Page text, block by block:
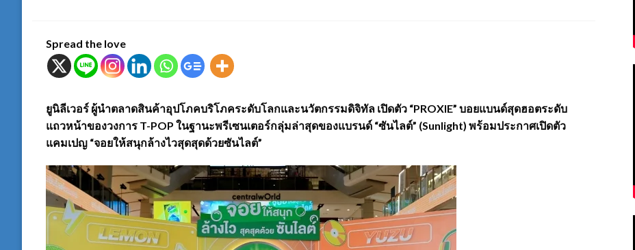
Spread the love
ยูนิลีเวอร์ ผู้นำตลาดสินค้าอุปโภคบริโภคระดับโลกและนวัตกรรมดิจิทัล เปิดตัว “PROXIE” บอยแบนด์สุดฮอตระดับ
แถวหน้าของวงการ T-POP ในฐานะพรีเซนเตอร์กลุ่มล่าสุดของแบรนด์ “ซันไลต์” (Sunlight) พร้อมประกาศเปิดตัว
แคมเปญ “จอยให้สนุกล้างไวสุดสุดด้วยซันไลต์”